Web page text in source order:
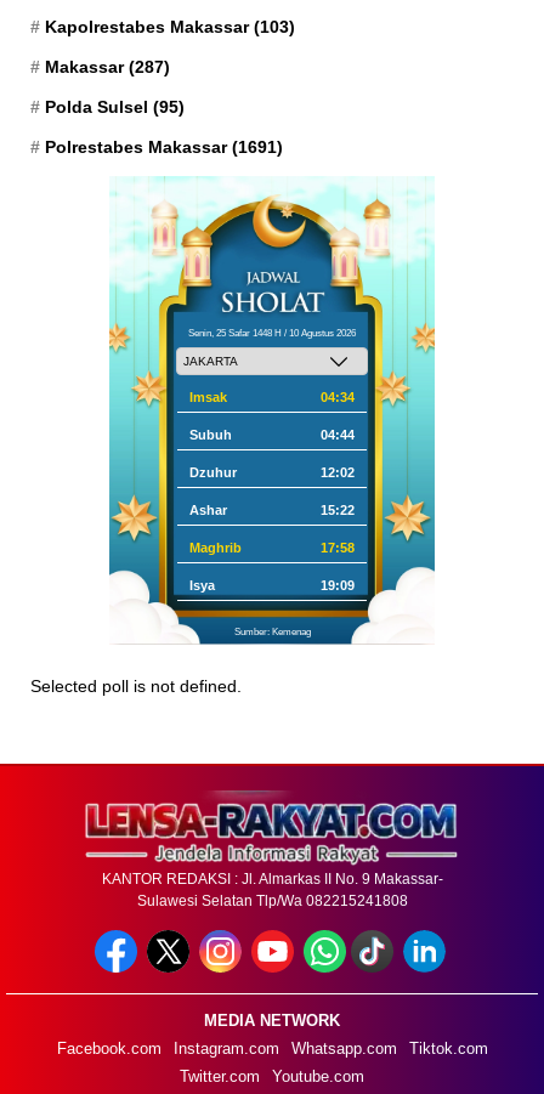
Kapolrestabes Makassar(103)
Makassar(287)
Polda Sulsel (95)
Polrestabes Makassar(1691)
Senin, 25 Safar 1448 H / 10 Agustus 2026
Imsak 04:34
Subuh 04:44
Dzuhur 12:02
Ashar 15:22
Maghrib 17:58
Isya 19:09
Sumber: Kemenag
Selected poll is not defined.
KANTOR REDAKSI : Jl. Almarkas II No. 9 Makassar-
Sulawesi Selatan Tlp/Wa 082215241808
MEDIA NETWORK
Facebook.com
Instagram.com Whatsapp.com
Tiktok.com
Twitter.com
Youtube.com